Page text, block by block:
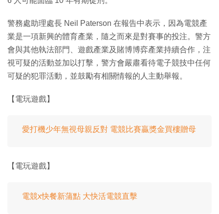
警務處助理處長 Neil Paterson 在報告中表示，因為電競產
業是一項新興的體育產業，隨之而來是對賽事的投注。警方
會與其他執法部門、遊戲產業及賭博博弈產業持續合作，注
視可疑的活動並加以打擊，警方會嚴肅看待電子競技中任何
可疑的犯罪活動，並鼓勵有相關情報的人主動舉報。
【電玩遊戲】
愛打機少年無視母親反對 電競比賽贏獎金買樓贈母
【電玩遊戲】
電競x快餐新蒲點 大快活電競直擊